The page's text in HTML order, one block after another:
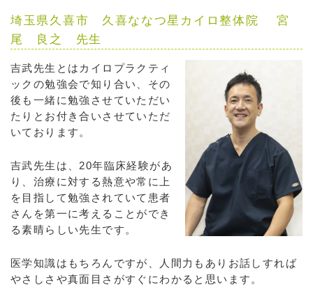
埼玉県久喜市 久喜ななつ星カイロ整体院 宮
尾 良之 先生
吉武先生とはカイロプラクティ
ックの勉強会で知り合い、その
後も一緒に勉強させていただい
たりとお付き合いさせていただ
いております。
吉武先生は、20年臨床経験があ
り、治療に対する熱意や常に上
を目指して勉強されていて患者
さんを第一に考えることができ
る素晴らしい先生です。
医学知識はもちろんですが、人間力もありお話しすれば
やさしさや真面目さがすぐにわかると思います。